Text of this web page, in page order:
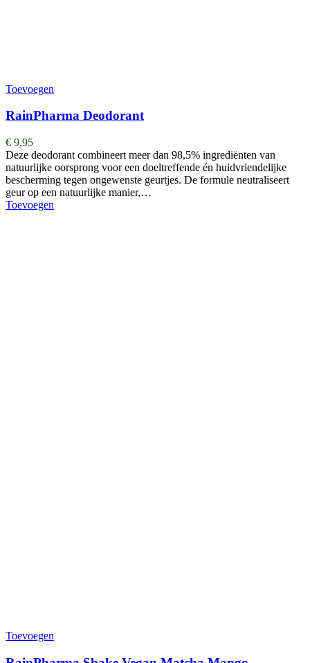
Toevoegen
RainPharma Deodorant
€ 9,95
Deze deodorant combineert meer dan 98,5% ingrediënten van
natuurlijke oorsprong voor een doeltreffende én huidvriendelijke
bescherming tegen ongewenste geurtjes. De formule neutraliseert
geur op een natuurlijke manier,…
Toevoegen
Toevoegen